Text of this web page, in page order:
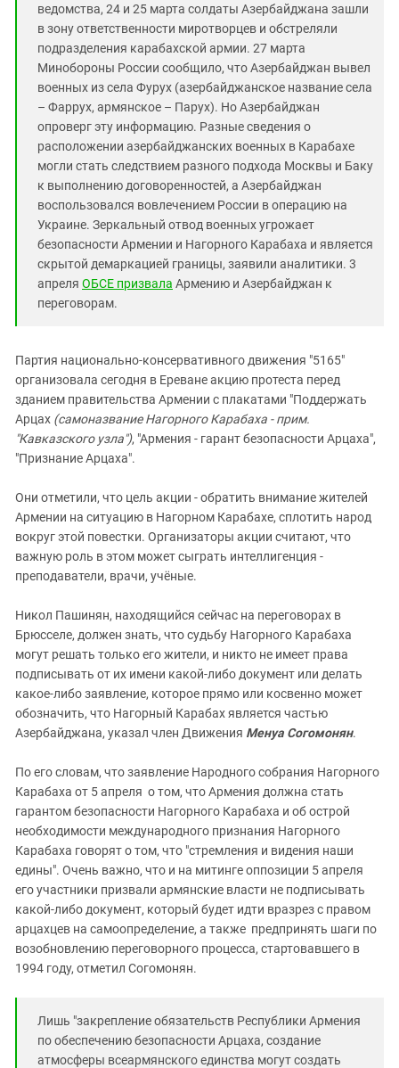
ведомства, 24 и 25 марта солдаты Азербайджана зашли
в зону ответственности миротворцев и обстреляли
подразделения карабахской армии. 27 марта
Минобороны России сообщило, что Азербайджан вывел
военных из села Фурух (азербайджанское название села
– Фаррух, армянское – Парух). Но Азербайджан
опроверг эту информацию. Разные сведения о
расположении азербайджанских военных в Карабахе
могли стать следствием разного подхода Москвы и Баку
к выполнению договоренностей, а Азербайджан
воспользовался вовлечением России в операцию на
Украине. Зеркальный отвод военных угрожает
безопасности Армении и Нагорного Карабаха и является
скрытой демаркацией границы, заявили аналитики. 3
апреля ОБСЕ призвала Армению и Азербайджан к
переговорам.
Партия национально-консервативного движения "5165"
организовала сегодня в Ереване акцию протеста перед
зданием правительства Армении с плакатами "Поддержать
Арцах (самоназвание Нагорного Карабаха - прим.
"Кавказского узла"), "Армения - гарант безопасности Арцаха",
"Признание Арцаха".
Они отметили, что цель акции - обратить внимание жителей
Армении на ситуацию в Нагорном Карабахе, сплотить народ
вокруг этой повестки. Организаторы акции считают, что
важную роль в этом может сыграть интеллигенция -
преподаватели, врачи, учёные.
Никол Пашинян, находящийся сейчас на переговорах в
Брюсселе, должен знать, что судьбу Нагорного Карабаха
могут решать только его жители, и никто не имеет права
подписывать от их имени какой-либо документ или делать
какое-либо заявление, которое прямо или косвенно может
обозначить, что Нагорный Карабах является частью
Азербайджана, указал член Движения Менуа Согомонян.
По его словам, что заявление Народного собрания Нагорного
Карабаха от 5 апреля о том, что Армения должна стать
гарантом безопасности Нагорного Карабаха и об острой
необходимости международного признания Нагорного
Карабаха говорят о том, что "стремления и видения наши
едины". Очень важно, что и на митинге оппозиции 5 апреля
его участники призвали армянские власти не подписывать
какой-либо документ, который будет идти вразрез с правом
арцахцев на самоопределение, а также предпринять шаги по
возобновлению переговорного процесса, стартовавшего в
1994 году, отметил Согомонян.
Лишь "закрепление обязательств Республики Армения
по обеспечению безопасности Арцаха, создание
атмосферы всеармянского единства могут создать